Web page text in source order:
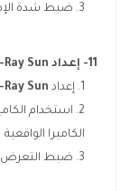
ضبط شدة
11- إعداد
إعداد Ray Sun
الكاميرا الواقعية
ضبط التعرض